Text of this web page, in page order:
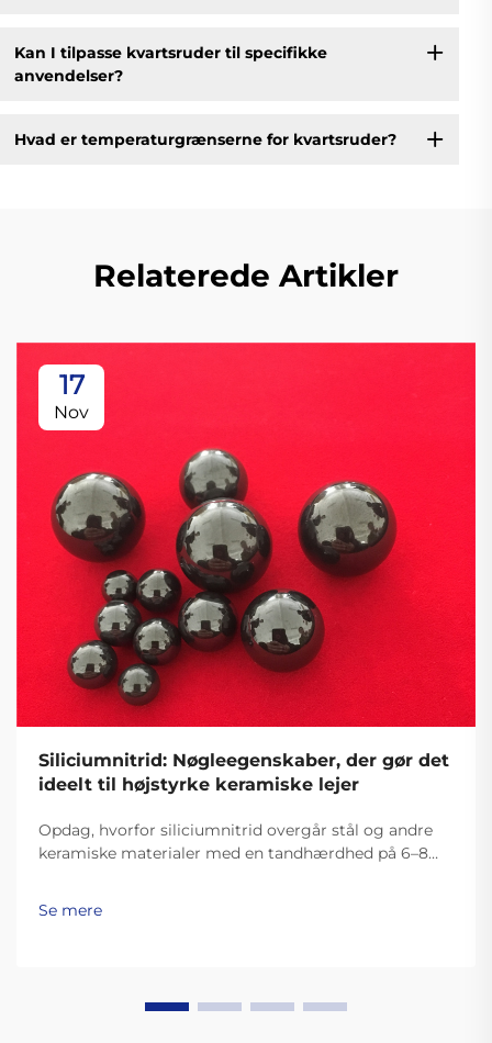
Kan I tilpasse kvartsruder til specifikke
anvendelser?
Hvad er temperaturgrænserne for kvartsruder?
Relaterede Artikler
17
Nov
Siliciumnitrid: Nøgleegenskaber, der gør det
ideelt til højstyrke keramiske lejer
Opdag, hvorfor siliciumnitrid overgår stål og andre
keramiske materialer med en tandhærdhed på 6–8
(EV) og højhastighedsmaskineri. Lær mere.
Se mere